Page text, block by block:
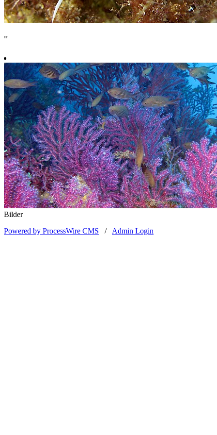
''
Bilder
Powered by ProcessWire CMS / Admin Login